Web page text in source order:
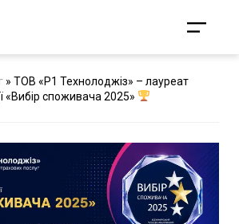
» ТОВ «Р1 Технолоджіз» – лауреат
«Вибір споживача 2025»